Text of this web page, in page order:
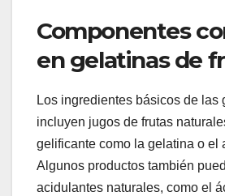
Componentes
en gelatinas de
Los ingredientes básicos de las
incluyen jugos de frutas
gelificante como la gelatina o el
Algunos productos también
acidulantes naturales, como el